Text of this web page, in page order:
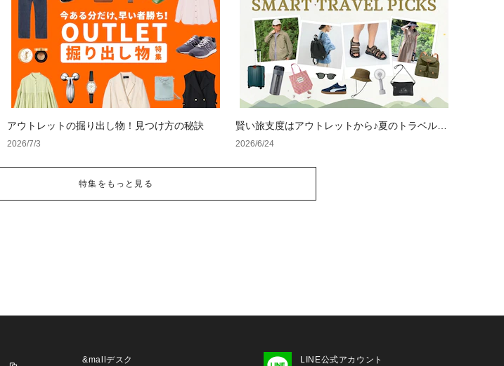
アウトレットの掘り出し物！見つけ方の秘訣
2026/7/3
賢い旅支度はアウトレットから♪夏のトラベルア
イテム特集
2026/6/24
特集をもっと見る
&mallデスク LINE公式アカウント